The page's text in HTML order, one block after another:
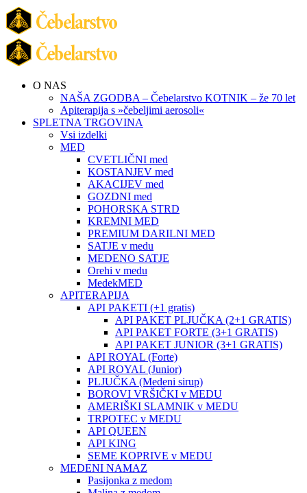
O NAS
NAŠA ZGODBA – Čebelarstvo KOTNIK – že 70 let
Apiterapija s »čebeljimi aerosoli«
SPLETNA TRGOVINA
Vsi izdelki
MED
CVETLIČNI med
KOSTANJEV med
AKACIJEV med
GOZDNI med
POHORSKA STRD
KREMNI MED
PREMIUM DARILNI MED
SATJE v medu
MEDENO SATJE
Orehi v medu
MedekMED
APITERAPIJA
API PAKETI (+1 gratis)
API PAKET PLJUČKA (2+1 GRATIS)
API PAKET FORTE (3+1 GRATIS)
API PAKET JUNIOR (3+1 GRATIS)
API ROYAL (Forte)
API ROYAL (Junior)
PLJUČKA (Medeni sirup)
BOROVI VRŠIČKI v MEDU
AMERIŠKI SLAMNIK v MEDU
TRPOTEC v MEDU
API QUEEN
API KING
SEME KOPRIVE v MEDU
MEDENI NAMAZ
Pasijonka z medom